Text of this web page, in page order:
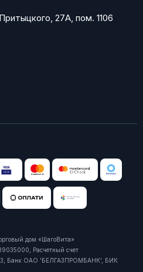
27А, пом. 1106
дом «ШагоВита»
Расчетный счет
Банк ОАО 'БЕЛГАЗПРОМБАНК', БИК